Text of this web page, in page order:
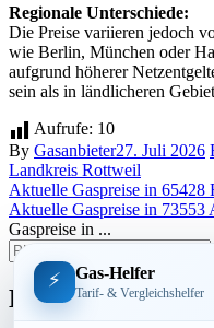
Regionale Unterschiede:
Die Preise variieren jedoch
wie Berlin, München oder
aufgrund höherer
sein als in ländlicheren
Aufrufe: 10
By Gasanbieter27. Juli 2026
Landkreis Rottweil
Aktuelle Gaspreise in 65428
Aktuelle Gaspreise in
Gaspreise in ...
Bundesland
⚡ Gas-Helfer
Tarif- & Vergleichshelfer